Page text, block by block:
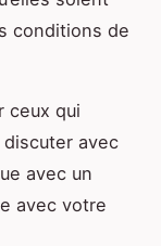
conditions de
ceux qui
avec
avec un
avec votre